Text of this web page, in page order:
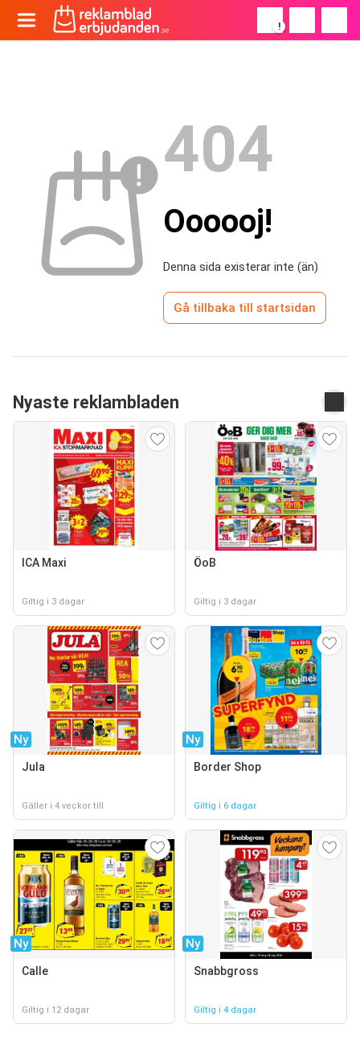
!
404
Oooooj!
Denna sida existerar inte (än)
Gå tillbaka till startsidan
Nyaste reklambladen
ICA Maxi
Giltig i 3 dagar
ÖoB
Giltig i 3 dagar
Ny
Jula
Gäller i 4 veckor till
Ny
Border Shop
Giltig i 6 dagar
Ny
Calle
Giltig i 12 dagar
Ny
Snabbgross
Giltig i 4 dagar